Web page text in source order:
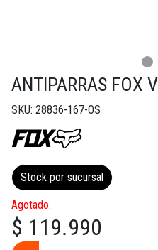
ANTIPARRAS FOX
SKU: 28836-167-OS
Stock por sucursal
Agotado.
$ 119.990